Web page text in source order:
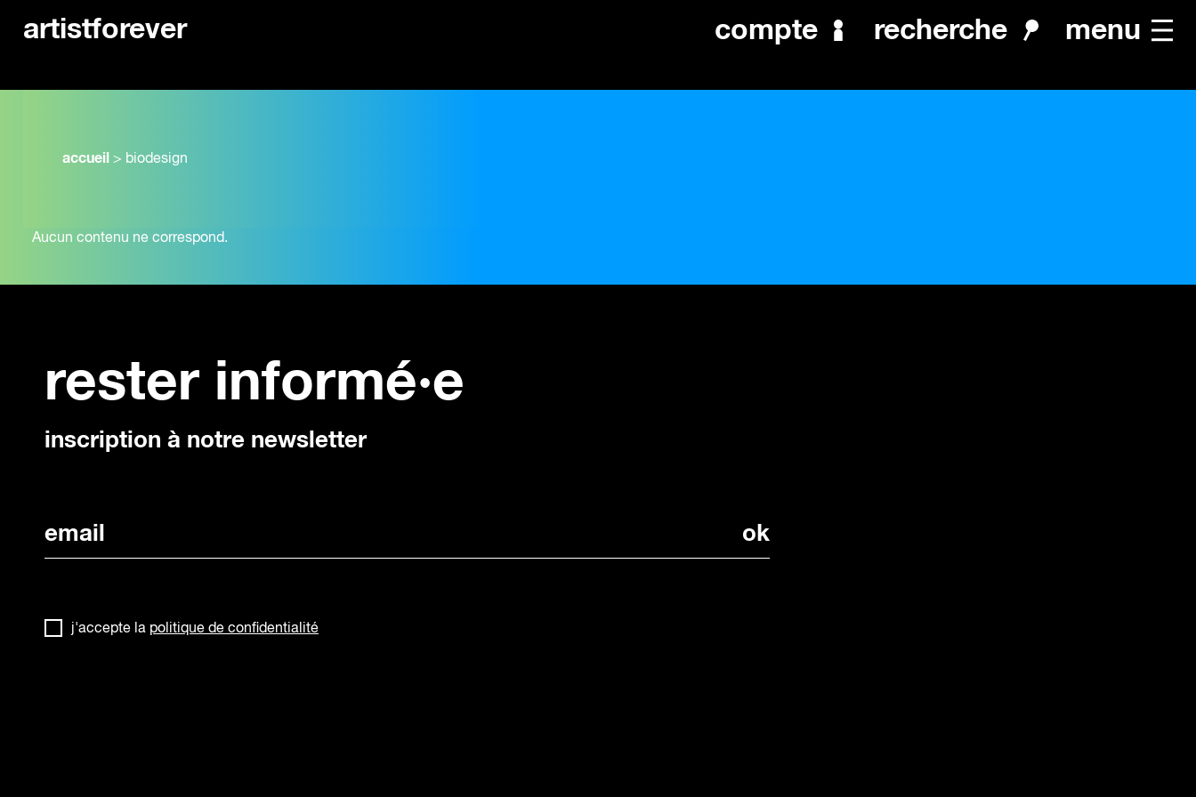
artistforever compte recherche menu
accueil > biodesign
Aucun contenu ne correspond.
rester informé·e
inscription à notre newsletter
j'accepte la politique de confidentialité